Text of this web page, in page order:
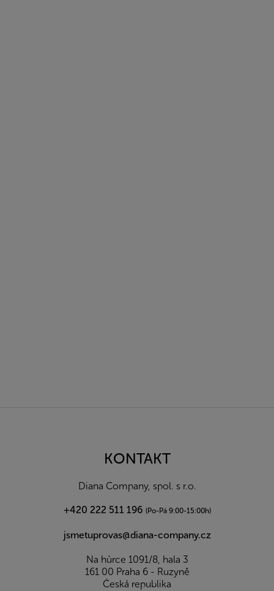
KONTAKT
Diana Company, spol. s r.o.
+420 222 511 196 (Po-Pá 9:00-15:00h)
jsmetuprovas@diana-company.cz
Na hůrce 1091/8, hala 3
161 00 Praha 6 - Ruzyně
Česká republika